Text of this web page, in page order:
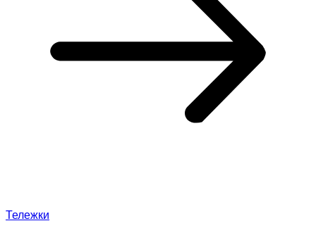
Тележки